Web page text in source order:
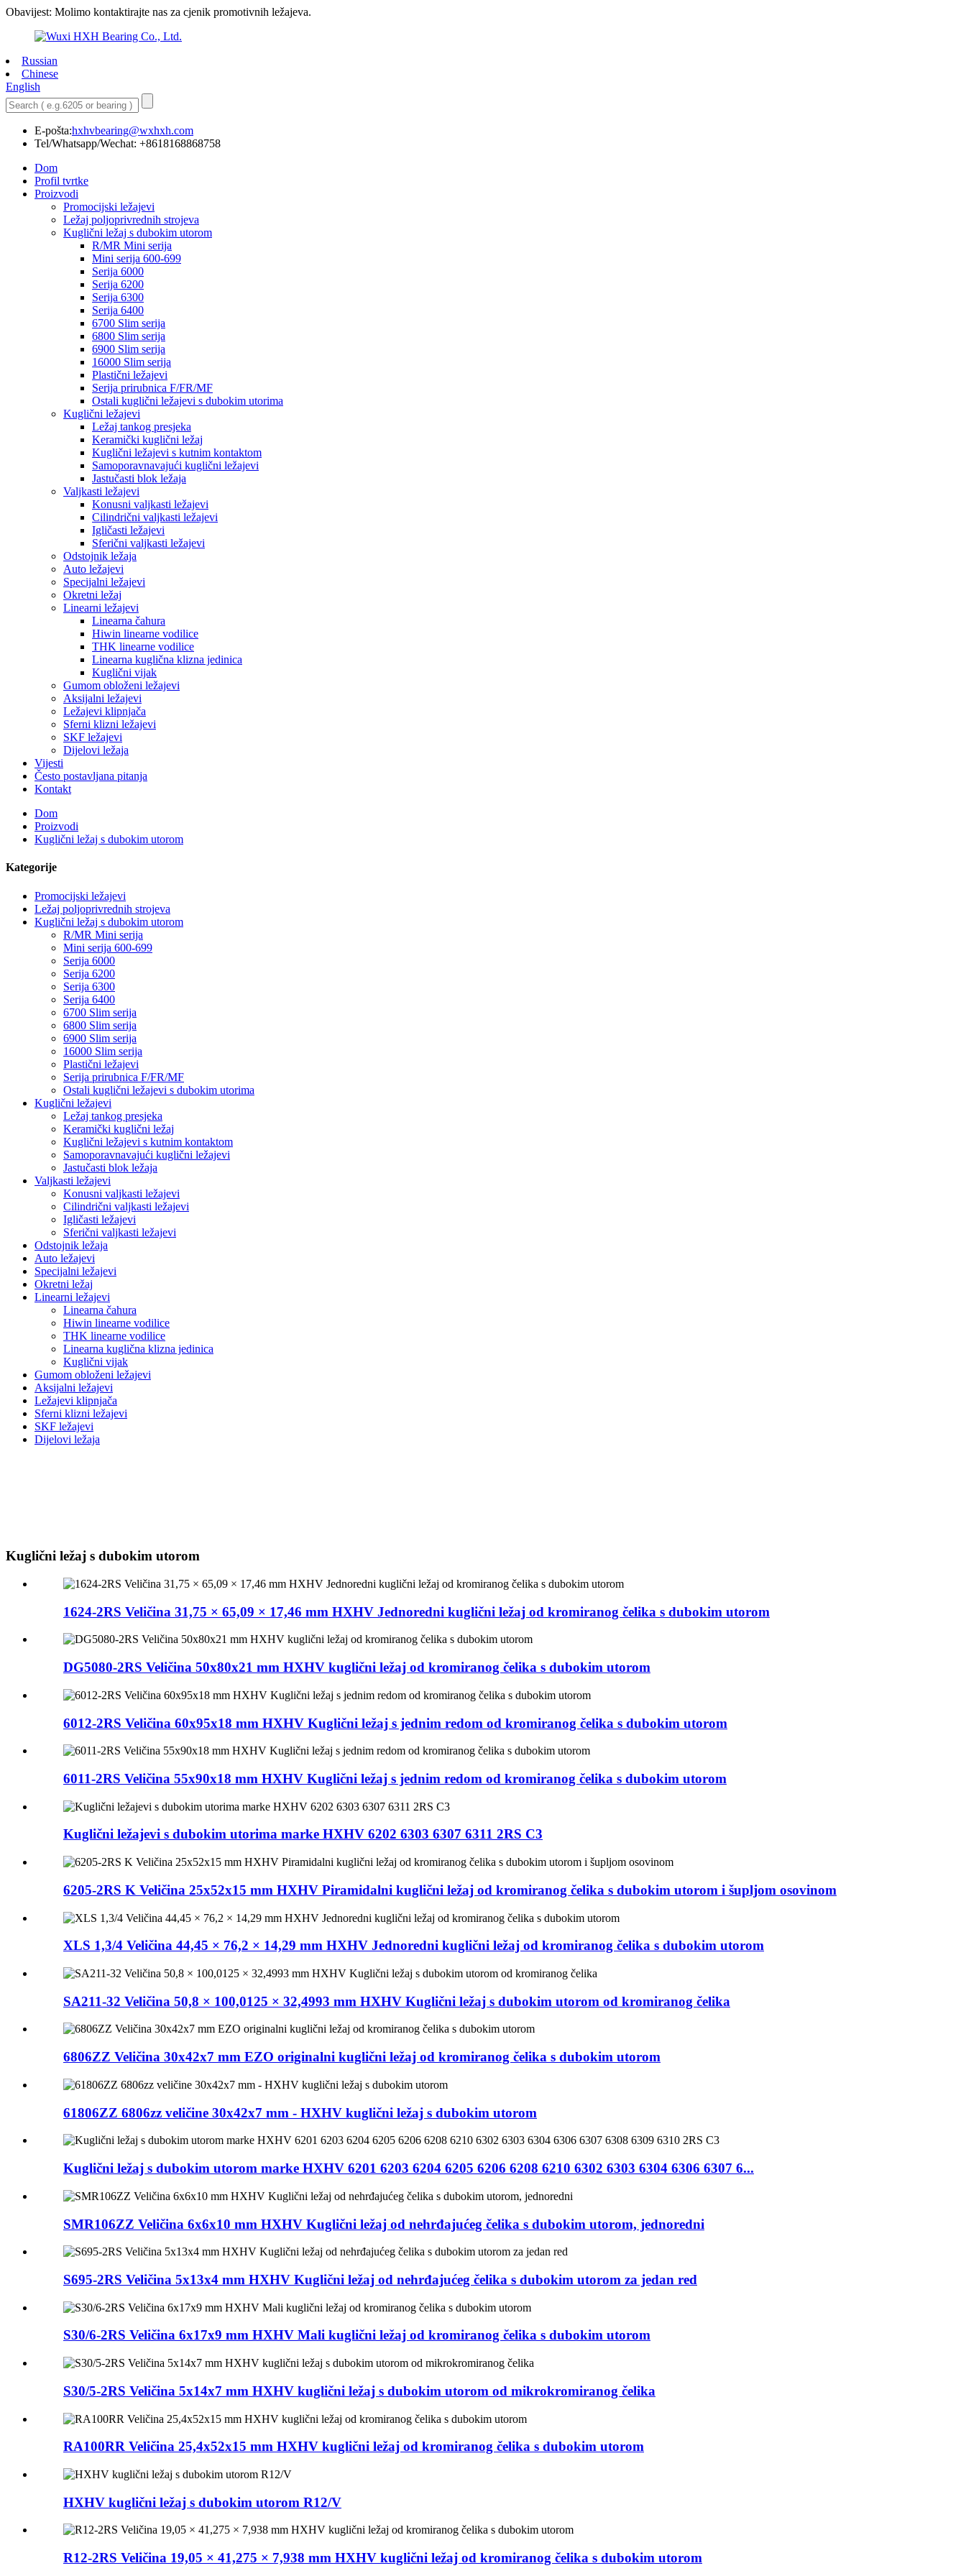
Obavijest: Molimo kontaktirajte nas za cjenik promotivnih ležajeva.
Russian
Chinese
English
E-pošta:hxhvbearing@wxhxh.com
Tel/Whatsapp/Wechat: +8618168868758
Dom
Profil tvrtke
Proizvodi
Promocijski ležajevi
Ležaj poljoprivrednih strojeva
Kuglični ležaj s dubokim utorom
R/MR Mini serija
Mini serija 600-699
Serija 6000
Serija 6200
Serija 6300
Serija 6400
6700 Slim serija
6800 Slim serija
6900 Slim serija
16000 Slim serija
Plastični ležajevi
Serija prirubnica F/FR/MF
Ostali kuglični ležajevi s dubokim utorima
Kuglični ležajevi
Ležaj tankog presjeka
Keramički kuglični ležaj
Kuglični ležajevi s kutnim kontaktom
Samoporavnavajući kuglični ležajevi
Jastučasti blok ležaja
Valjkasti ležajevi
Konusni valjkasti ležajevi
Cilindrični valjkasti ležajevi
Igličasti ležajevi
Sferični valjkasti ležajevi
Odstojnik ležaja
Auto ležajevi
Specijalni ležajevi
Okretni ležaj
Linearni ležajevi
Linearna čahura
Hiwin linearne vodilice
THK linearne vodilice
Linearna kuglična klizna jedinica
Kuglični vijak
Gumom obloženi ležajevi
Aksijalni ležajevi
Ležajevi klipnjača
Sferni klizni ležajevi
SKF ležajevi
Dijelovi ležaja
Vijesti
Često postavljana pitanja
Kontakt
Dom
Proizvodi
Kuglični ležaj s dubokim utorom
Kategorije
Promocijski ležajevi
Ležaj poljoprivrednih strojeva
Kuglični ležaj s dubokim utorom
R/MR Mini serija
Mini serija 600-699
Serija 6000
Serija 6200
Serija 6300
Serija 6400
6700 Slim serija
6800 Slim serija
6900 Slim serija
16000 Slim serija
Plastični ležajevi
Serija prirubnica F/FR/MF
Ostali kuglični ležajevi s dubokim utorima
Kuglični ležajevi
Ležaj tankog presjeka
Keramički kuglični ležaj
Kuglični ležajevi s kutnim kontaktom
Samoporavnavajući kuglični ležajevi
Jastučasti blok ležaja
Valjkasti ležajevi
Konusni valjkasti ležajevi
Cilindrični valjkasti ležajevi
Igličasti ležajevi
Sferični valjkasti ležajevi
Odstojnik ležaja
Auto ležajevi
Specijalni ležajevi
Okretni ležaj
Linearni ležajevi
Linearna čahura
Hiwin linearne vodilice
THK linearne vodilice
Linearna kuglična klizna jedinica
Kuglični vijak
Gumom obloženi ležajevi
Aksijalni ležajevi
Ležajevi klipnjača
Sferni klizni ležajevi
SKF ležajevi
Dijelovi ležaja
Kuglični ležaj s dubokim utorom
1624-2RS Veličina 31,75 × 65,09 × 17,46 mm HXHV Jednoredni kuglični ležaj od kromiranog čelika s dubokim utorom
DG5080-2RS Veličina 50x80x21 mm HXHV kuglični ležaj od kromiranog čelika s dubokim utorom
6012-2RS Veličina 60x95x18 mm HXHV Kuglični ležaj s jednim redom od kromiranog čelika s dubokim utorom
6011-2RS Veličina 55x90x18 mm HXHV Kuglični ležaj s jednim redom od kromiranog čelika s dubokim utorom
Kuglični ležajevi s dubokim utorima marke HXHV 6202 6303 6307 6311 2RS C3
6205-2RS K Veličina 25x52x15 mm HXHV Piramidalni kuglični ležaj od kromiranog čelika s dubokim utorom i šupljom osovinom
XLS 1,3/4 Veličina 44,45 × 76,2 × 14,29 mm HXHV Jednoredni kuglični ležaj od kromiranog čelika s dubokim utorom
SA211-32 Veličina 50,8 × 100,0125 × 32,4993 mm HXHV Kuglični ležaj s dubokim utorom od kromiranog čelika
6806ZZ Veličina 30x42x7 mm EZO originalni kuglični ležaj od kromiranog čelika s dubokim utorom
61806ZZ 6806zz veličine 30x42x7 mm - HXHV kuglični ležaj s dubokim utorom
Kuglični ležaj s dubokim utorom marke HXHV 6201 6203 6204 6205 6206 6208 6210 6302 6303 6304 6306 6307 6...
SMR106ZZ Veličina 6x6x10 mm HXHV Kuglični ležaj od nehrđajućeg čelika s dubokim utorom, jednoredni
S695-2RS Veličina 5x13x4 mm HXHV Kuglični ležaj od nehrđajućeg čelika s dubokim utorom za jedan red
S30/6-2RS Veličina 6x17x9 mm HXHV Mali kuglični ležaj od kromiranog čelika s dubokim utorom
S30/5-2RS Veličina 5x14x7 mm HXHV kuglični ležaj s dubokim utorom od mikrokromiranog čelika
RA100RR Veličina 25,4x52x15 mm HXHV kuglični ležaj od kromiranog čelika s dubokim utorom
HXHV kuglični ležaj s dubokim utorom R12/V
R12-2RS Veličina 19,05 × 41,275 × 7,938 mm HXHV kuglični ležaj od kromiranog čelika s dubokim utorom